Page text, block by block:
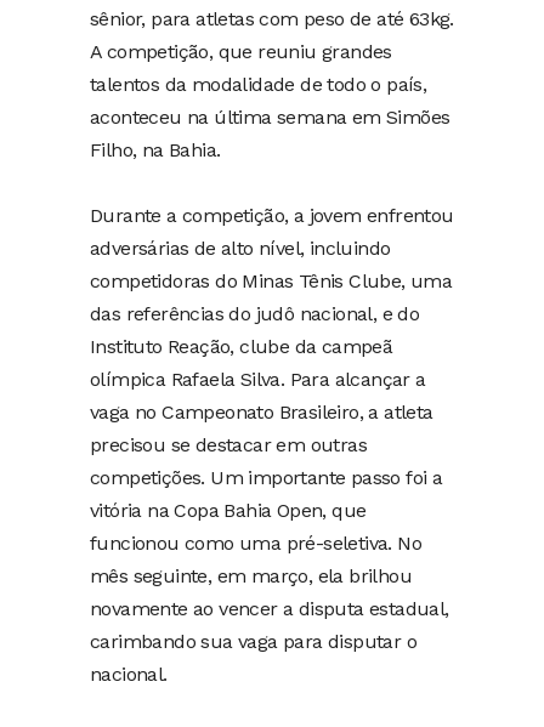
sênior, para atletas com peso de até 63kg.
A competição, que reuniu grandes
talentos da modalidade de todo o país,
aconteceu na última semana em Simões
Filho, na Bahia.
Durante a competição, a jovem enfrentou
adversárias de alto nível, incluindo
competidoras do Minas Tênis Clube, uma
das referências do judô nacional, e do
Instituto Reação, clube da campeã
olímpica Rafaela Silva. Para alcançar a
vaga no Campeonato Brasileiro, a atleta
precisou se destacar em outras
competições. Um importante passo foi a
vitória na Copa Bahia Open, que
funcionou como uma pré-seletiva. No
mês seguinte, em março, ela brilhou
novamente ao vencer a disputa estadual,
carimbando sua vaga para disputar o
nacional.